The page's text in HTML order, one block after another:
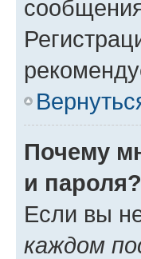
Почему
и пароля?
Если вы
каждом